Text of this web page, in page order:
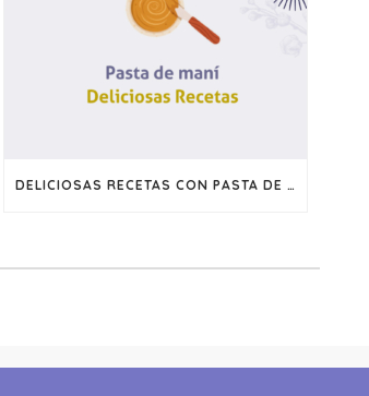
DELICIOSAS RECETAS CON PASTA DE MANI